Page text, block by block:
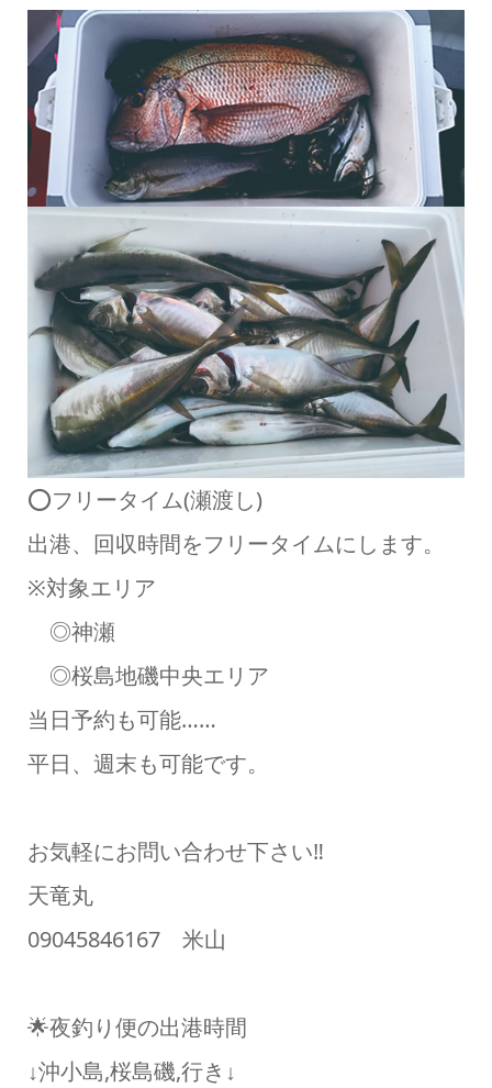
⭕フリータイム(瀬渡し)
出港、回収時間をフリータイムにします。
※対象エリア
◎神瀬
◎桜島地磯中央エリア
当日予約も可能……
平日、週末も可能です。
お気軽にお問い合わせ下さい‼️
天竜丸
09045846167 米山
🌟夜釣り便の出港時間
↓沖小島,桜島磯,行き↓